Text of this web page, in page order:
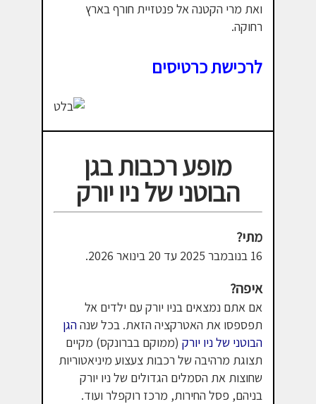
ואת מרי הקטנה אל פנטזיית חורף בארץ
רחוקה.
לרכישת כרטיסים
מופע רכבות בגן
הבוטני של ניו יורק
16 בנובמבר 2025 עד 20 בינואר 2026.
מתי?
אם אתם נמצאים בניו יורק עם ילדים אל
תפספסו את האטרקציה הזאת. בכל שנההגן
הבוטני של ניו יורק (ממוקם בברונקס) מקיים
תצוגת מרהיבה של רכבות צעצוע מיניאטוריות
שחוצות את הסמלים הגדולים של ניו יורק
בניהם, פסל החירות, מרכז רוקפלר ועוד.
איפה?